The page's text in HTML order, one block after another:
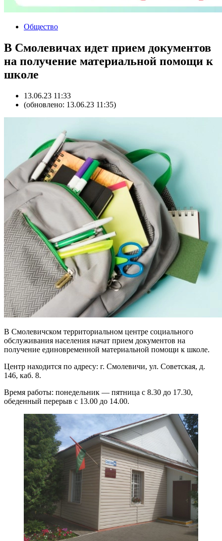
Общество
В Смолевичах идет прием документов
на получение материальной помощи к
школе
13.06.23 11:33
(обновлено: 13.06.23 11:35)
В Смолевичском территориальном центре социального
обслуживания населения начат прием документов на
получение единовременной материальной помощи к школе.
Центр находится по адресу: г. Смолевичи, ул. Советская, д.
146, каб. 8.
Время работы: понедельник — пятница с 8.30 до 17.30,
обеденный перерыв с 13.00 до 14.00.